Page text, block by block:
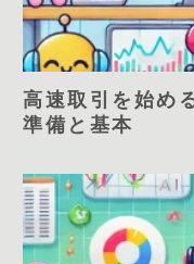
高速取引を始め
準備と基本